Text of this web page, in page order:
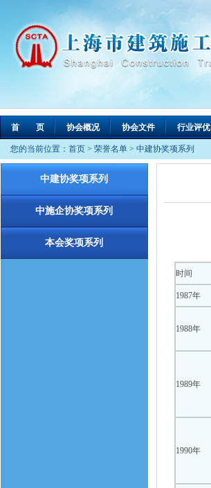
首 页 协会概况 协会文件 行业评优
您的当前位置： 首页 > 荣誉名单 > 中建协奖项系列
中建协奖项系列
中施企协奖项系列
本会奖项系列
时间
1987年
1988年
1989年
1990年